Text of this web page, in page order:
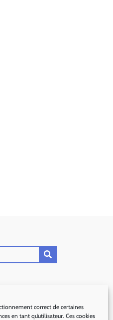
correct de certaines
en tant qu’utilisateur. Ces cookies